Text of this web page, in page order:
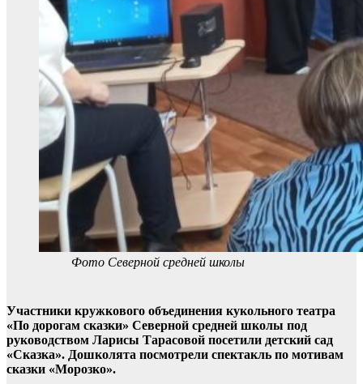
Фото Северной средней школы
Участники кружкового объединения кукольного театра
«По дорогам сказки» Северной средней школы под
руководством Ларисы Тарасовой посетили детский сад
«Сказка». Дошколята посмотрели спектакль по мотивам
сказки «Морозко».